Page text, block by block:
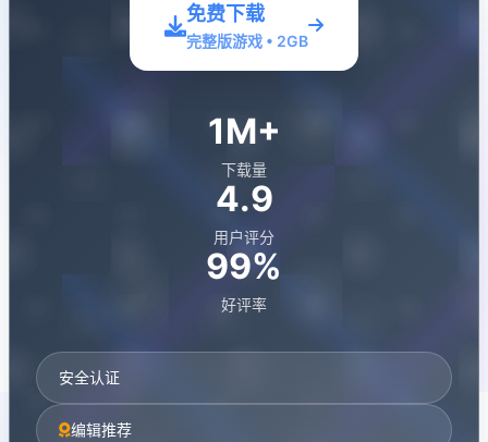
免费下载
完整版游戏 • 2GB
1M+
下载量
4.9
用户评分
99%
好评率
安全认证
编辑推荐